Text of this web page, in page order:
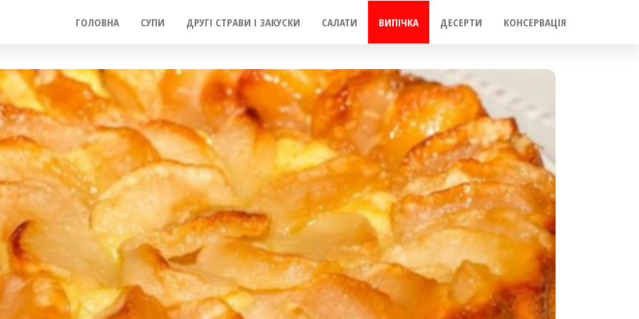
ГОЛОВНА СУПИ ДРУГІ СТРАВИ І ЗАКУСКИ САЛАТИ ВИПІЧКА ДЕСЕРТИ КОНСЕРВАЦІЯ